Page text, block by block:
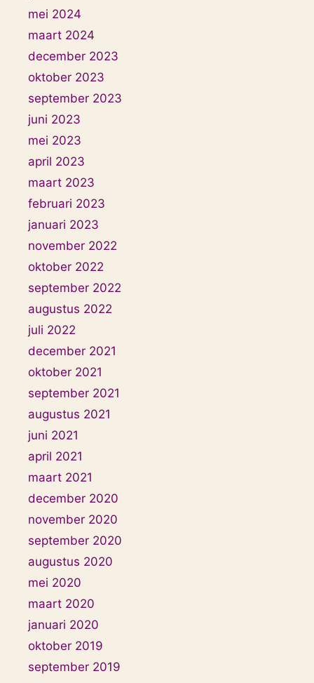
mei 2024
maart 2024
december 2023
oktober 2023
september 2023
juni 2023
mei 2023
april 2023
maart 2023
februari 2023
januari 2023
november 2022
oktober 2022
september 2022
augustus 2022
juli 2022
december 2021
oktober 2021
september 2021
augustus 2021
juni 2021
april 2021
maart 2021
december 2020
november 2020
september 2020
augustus 2020
mei 2020
maart 2020
januari 2020
oktober 2019
september 2019